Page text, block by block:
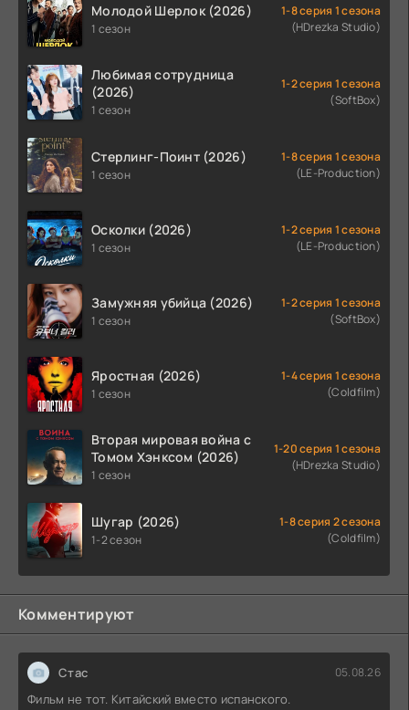
Молодой Шерлок (2026)
1 сезон
1-8 серия 1 сезона
(HDrezka Studio)
Любимая сотрудница
(2026)
1 сезон
1-2 серия 1 сезона
(SoftBox)
Стерлинг-Поинт (2026)
1 сезон
1-8 серия 1 сезона
(LE-Production)
Осколки (2026)
1 сезон
1-2 серия 1 сезона
(LE-Production)
Замужняя убийца (2026)
1 сезон
1-2 серия 1 сезона
(SoftBox)
Яростная (2026)
1 сезон
1-4 серия 1 сезона
(Coldfilm)
Вторая мировая война с
Томом Хэнксом (2026)
1 сезон
1-20 серия 1 сезона
(HDrezka Studio)
Шугар (2026)
1-2 сезон
1-8 серия 2 сезона
(Coldfilm)
Комментируют
Стас 05.08.26
Фильм не тот. Китайский вместо испанского.